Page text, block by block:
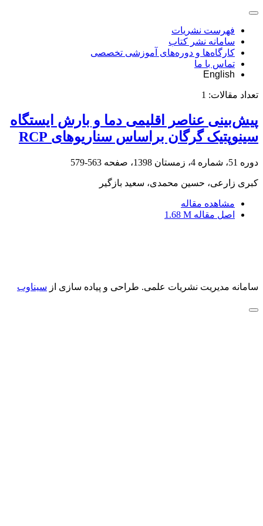
فهرست نشریات
سامانه نشر کتاب
کارگاه‌ها و دوره‌های آموزشی تخصصی
تماس با ما
English
تعداد مقالات: 1
پیش‌بینی عناصر اقلیمی دما و بارش ایستگاه
سینوپتیک گرگان براساس سناریوهای RCP
دوره 51، شماره 4، زمستان 1398، صفحه 563-579
کبری زارعی، حسین محمدی، سعید بازگیر
مشاهده مقاله
اصل مقاله 1.68 M
سامانه مدیریت نشریات علمی. طراحی و پیاده سازی از سیناوب